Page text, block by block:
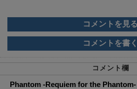
コメントを見る
コメントを書く
コメント欄
Phantom -Requiem for the Phantom-